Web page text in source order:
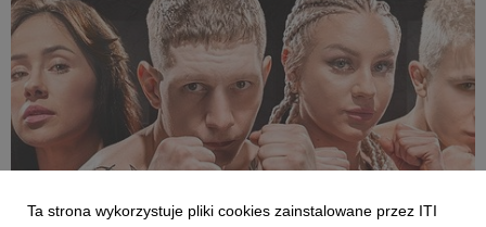
Ta strona wykorzystuje pliki cookies zainstalowane przez ITI